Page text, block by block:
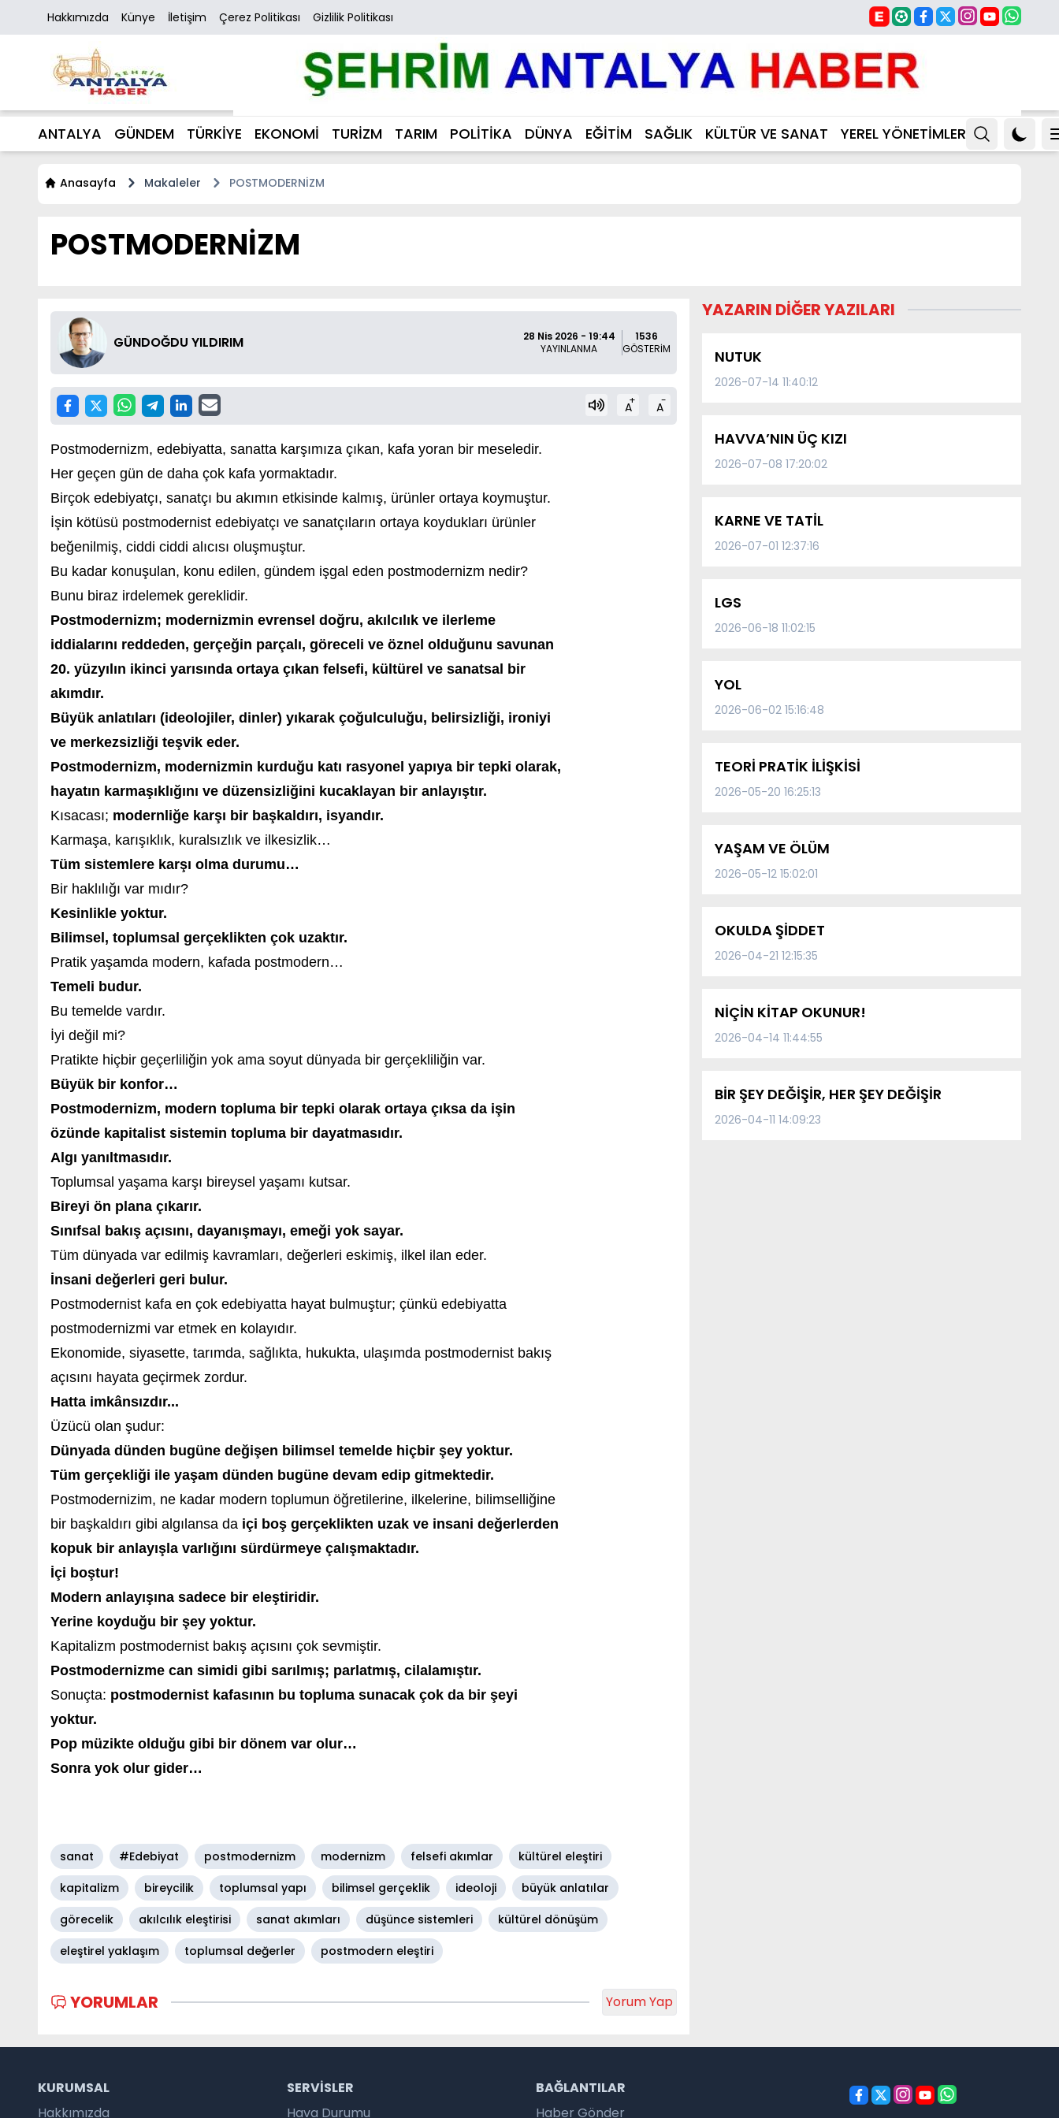
Hakkımızda Künye İletişim Çerez Politikası Gizlilik Politikası
ANTALYA GÜNDEM TÜRKİYE EKONOMİ TURİZM TARIM POLİTİKA DÜNYA EĞİTİM SAĞLIK KÜLTÜR VE SANAT YEREL YÖNETİMLER
Anasayfa Makaleler POSTMODERNİZM
POSTMODERNİZM
GÜNDOĞDU YILDIRIM
28 Nis 2026 - 19:44
YAYINLANMA
1536
GÖSTERİM
A+ A-
Postmodernizm, edebiyatta, sanatta karşımıza çıkan, kafa yoran bir meseledir.
Her geçen gün de daha çok kafa yormaktadır.
Birçok edebiyatçı, sanatçı bu akımın etkisinde kalmış, ürünler ortaya koymuştur.
İşin kötüsü postmodernist edebiyatçı ve sanatçıların ortaya koydukları ürünler
beğenilmiş, ciddi ciddi alıcısı oluşmuştur.
Bu kadar konuşulan, konu edilen, gündem işgal eden postmodernizm nedir?
Bunu biraz irdelemek gereklidir.
Postmodernizm; modernizmin evrensel doğru, akılcılık ve ilerleme
iddialarını reddeden, gerçeğin parçalı, göreceli ve öznel olduğunu savunan
20. yüzyılın ikinci yarısında ortaya çıkan felsefi, kültürel ve sanatsal bir
akımdır.
Büyük anlatıları (ideolojiler, dinler) yıkarak çoğulculuğu, belirsizliği, ironiyi
ve merkezsizliği teşvik eder.
Postmodernizm, modernizmin kurduğu katı rasyonel yapıya bir tepki olarak,
hayatın karmaşıklığını ve düzensizliğini kucaklayan bir anlayıştır.
Kısacası; modernliğe karşı bir başkaldırı, isyandır.
Karmaşa, karışıklık, kuralsızlık ve ilkesizlik…
Tüm sistemlere karşı olma durumu…
Bir haklılığı var mıdır?
Kesinlikle yoktur.
Bilimsel, toplumsal gerçeklikten çok uzaktır.
Pratik yaşamda modern, kafada postmodern…
Temeli budur.
Bu temelde vardır.
İyi değil mi?
Pratikte hiçbir geçerliliğin yok ama soyut dünyada bir gerçekliliğin var.
Büyük bir konfor…
Postmodernizm, modern topluma bir tepki olarak ortaya çıksa da işin
özünde kapitalist sistemin topluma bir dayatmasıdır.
Algı yanıltmasıdır.
Toplumsal yaşama karşı bireysel yaşamı kutsar.
Bireyi ön plana çıkarır.
Sınıfsal bakış açısını, dayanışmayı, emeği yok sayar.
Tüm dünyada var edilmiş kavramları, değerleri eskimiş, ilkel ilan eder.
İnsani değerleri geri bulur.
Postmodernist kafa en çok edebiyatta hayat bulmuştur; çünkü edebiyatta
postmodernizmi var etmek en kolayıdır.
Ekonomide, siyasette, tarımda, sağlıkta, hukukta, ulaşımda postmodernist bakış
açısını hayata geçirmek zordur.
Hatta imkânsızdır...
Üzücü olan şudur:
Dünyada dünden bugüne değişen bilimsel temelde hiçbir şey yoktur.
Tüm gerçekliği ile yaşam dünden bugüne devam edip gitmektedir.
Postmodernizim, ne kadar modern toplumun öğretilerine, ilkelerine, bilimselliğine
bir başkaldırı gibi algılansa da içi boş gerçeklikten uzak ve insani değerlerden
kopuk bir anlayışla varlığını sürdürmeye çalışmaktadır.
İçi boştur!
Modern anlayışına sadece bir eleştiridir.
Yerine koyduğu bir şey yoktur.
Kapitalizm postmodernist bakış açısını çok sevmiştir.
Postmodernizme can simidi gibi sarılmış; parlatmış, cilalamıştır.
Sonuçta: postmodernist kafasının bu topluma sunacak çok da bir şeyi
yoktur.
Pop müzikte olduğu gibi bir dönem var olur…
Sonra yok olur gider…
sanat #Edebiyat postmodernizm modernizm felsefi akımlar
kültürel eleştiri
kapitalizm
bireycilik toplumsal yapı bilimsel gerçeklik ideoloji
büyük anlatılar
görecelik
akılcılık eleştirisi sanat akımları düşünce sistemleri
kültürel dönüşüm
eleştirel yaklaşım
toplumsal değerler postmodern eleştiri
YORUMLAR Yorum Yap
YAZARIN DİĞER YAZILARI
NUTUK
2026-07-14 11:40:12
HAVVA’NIN ÜÇ KIZI
2026-07-08 17:20:02
KARNE VE TATİL
2026-07-01 12:37:16
LGS
2026-06-18 11:02:15
YOL
2026-06-02 15:16:48
TEORİ PRATİK İLİŞKİSİ
2026-05-20 16:25:13
YAŞAM VE ÖLÜM
2026-05-12 15:02:01
OKULDA ŞİDDET
2026-04-21 12:15:35
NİÇİN KİTAP OKUNUR!
2026-04-14 11:44:55
BİR ŞEY DEĞİŞİR, HER ŞEY DEĞİŞİR
2026-04-11 14:09:23
KURUMSAL
Hakkımızda
SERVISLER
Hava Durumu
BAĞLANTILAR
Haber Gönder